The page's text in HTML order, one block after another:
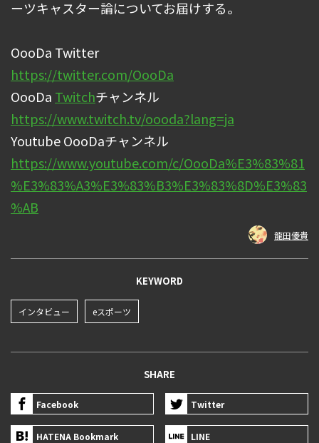
ーツキャスター論についてお届けする。
OooDa Twitter
https://twitter.com/OooDa
OooDa Twitchチャンネル
https://www.twitch.tv/oooda?lang=ja
Youtube OooDaチャンネル
https://www.youtube.com/c/OooDa%E3%83%81
%E3%83%A3%E3%83%B3%E3%83%8D%E3%83
%AB
龍田優貴
KEYWORD
インタビュー eスポーツ
SHARE
Facebook Twitter
HATENA Bookmark LINE